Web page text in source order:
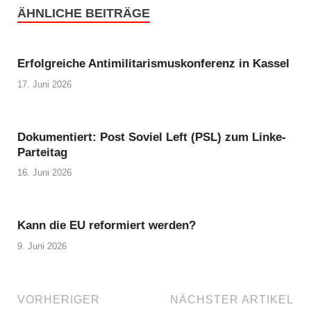
ÄHNLICHE BEITRÄGE
Erfolgreiche Antimilitarismuskonferenz in Kassel
17. Juni 2026
Dokumentiert: Post Soviel Left (PSL) zum Linke-
Parteitag
16. Juni 2026
Kann die EU reformiert werden?
9. Juni 2026
VORHERIGER NÄCHSTER ARTIKEL